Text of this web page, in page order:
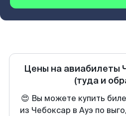
Цены на авиабилеты
(туда и
😍 Вы можете купить
из Чебоксар в Ауэ по